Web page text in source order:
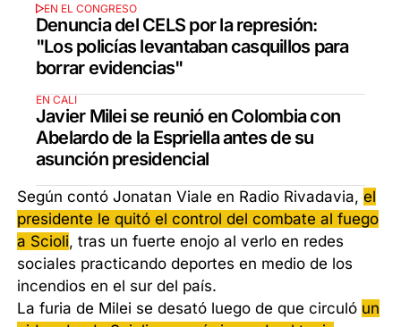
EN EL CONGRESO
Denuncia del CELS por la represión:
"Los policías levantaban casquillos para
borrar evidencias"
EN CALI
Javier Milei se reunió en Colombia con
Abelardo de la Espriella antes de su
asunción presidencial
Según contó Jonatan Viale en Radio Rivadavia,el
presidente le quitó el control del combate al fuego
a Scioli, tras un fuerte enojo al verlo en redes
sociales practicando deportes en medio de los
incendios en el sur del país.
La furia de Milei se desató luego de que circuló un